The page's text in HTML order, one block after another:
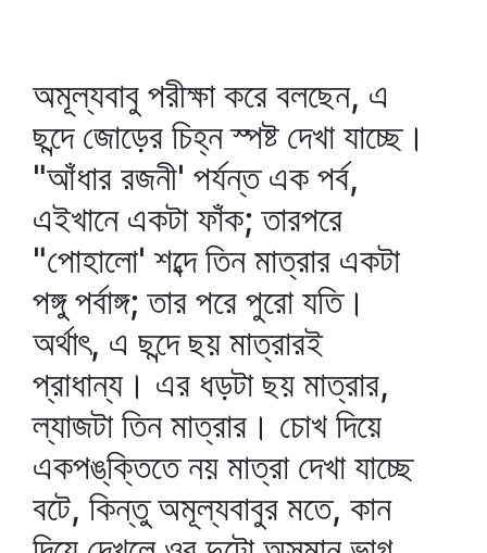
অমূল্যবাবু পরীক্ষা করে বলছেন, এ
ছন্দে জোড়ের চিহ্ন স্পষ্ট দেখা যাচ্ছে।
"আঁধার রজনী' পর্যন্ত এক পর্ব,
এইখানে একটা ফাঁক; তারপরে
"পোহালো' শব্দে তিন মাত্রার একটা
পঙ্গু পর্বাঙ্গ; তার পরে পুরো যতি।
অর্থাৎ, এ ছন্দে ছয় মাত্রারই
প্রাধান্য। এর ধড়টা ছয় মাত্রার,
ল্যাজটা তিন মাত্রার। চোখ দিয়ে
একপঙ্‌ক্তিতে নয় মাত্রা দেখা যাচ্ছে
বটে, কিন্তু অমূল্যবাবুর মতে, কান